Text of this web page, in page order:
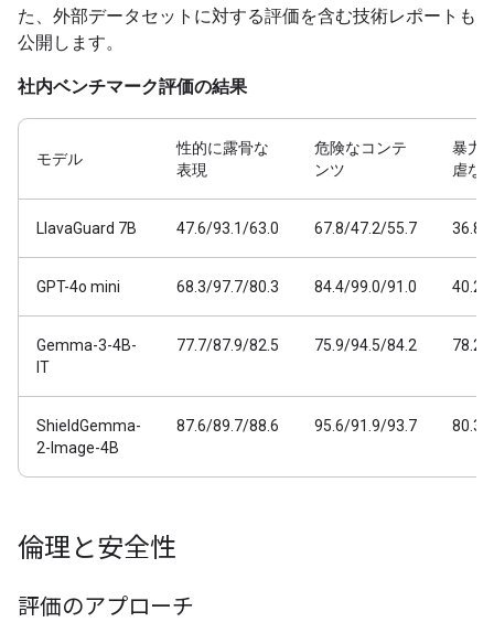
た、外部データセットに対する評価を含む技術レポートも
公開します。
社内ベンチマーク評価の結果
モデル
性的に露骨な
表現
危険なコンテ
ンツ
暴力
虐な
LlavaGuard 7B 47.6/93.1/63.0 67.8/47.2/55.7 36.8/
GPT-4o mini 68.3/97.7/80.3 84.4/99.0/91.0 40.2/
Gemma-3-4B-
IT
77.7/87.9/82.5 75.9/94.5/84.2 78.2/
ShieldGemma-
2-Image-4B
87.6/89.7/88.6 95.6/91.9/93.7 80.3/
倫理と安全性
評価のアプローチ